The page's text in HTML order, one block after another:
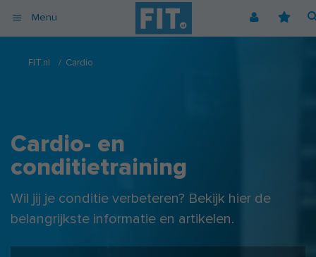
Menu
Mindset
Professionals
Voeding
Nieuwsbrief
FIT.nl / Cardio
Cardio- en
conditietraining
Wil jij je conditie verbeteren? Bekijk hier de
belangrijkste informatie en artikelen.